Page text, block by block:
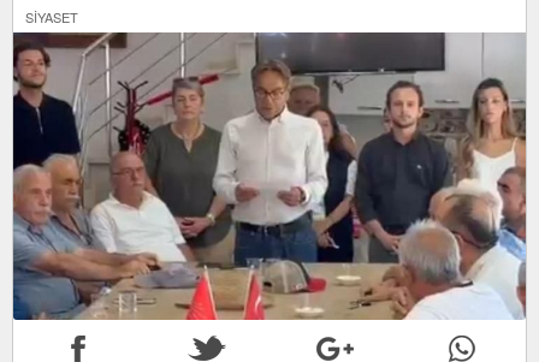
SİYASET